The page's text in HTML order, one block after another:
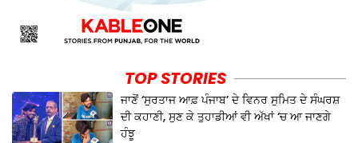
TOP STORIES
ਜਾਣੋਂ ‘ਸੁਰਤਾਜ ਆਫ਼ ਪੰਜਾਬ’ ਦੇ ਵਿਨਰ ਸੁਮਿਤ ਦੇ ਸੰਘਰਸ਼
ਦੀ ਕਹਾਣੀ, ਸੁਣ ਕੇ ਤੁਹਾਡੀਆਂ ਵੀ ਅੱਖਾਂ ‘ਚ ਆ ਜਾਣਗੇ
ਹੰਝੂ